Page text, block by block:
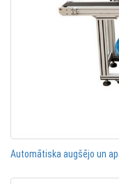
Automātiska augšējo un